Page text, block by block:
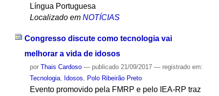
Língua Portuguesa
Localizado em NOTÍCIAS
Congresso discute como tecnologia vai
melhorar a vida de idosos
por Thais Cardoso — publicado21/09/2017 — registrado em:
Tecnologia, Idosos, Polo Ribeirão Preto
Evento promovido pela FMRP e pelo IEA-RP traz